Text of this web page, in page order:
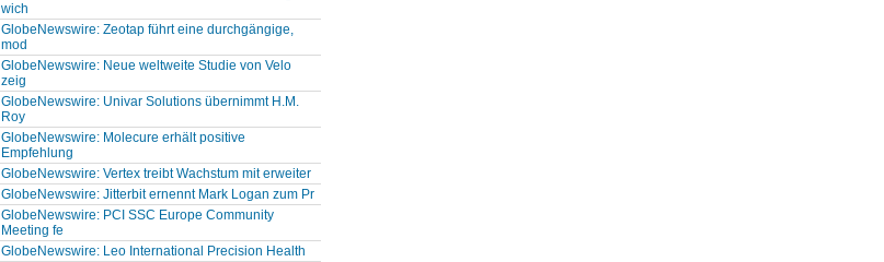
wich
GlobeNewswire: Zeotap führt eine durchgängige,
mod
GlobeNewswire: Neue weltweite Studie von Velo
zeig
GlobeNewswire: Univar Solutions übernimmt H.M.
Roy
GlobeNewswire: Molecure erhält positive
Empfehlung
GlobeNewswire: Vertex treibt Wachstum mit erweiter
GlobeNewswire: Jitterbit ernennt Mark Logan zum Pr
GlobeNewswire: PCI SSC Europe Community
Meeting fe
GlobeNewswire: Leo International Precision Health